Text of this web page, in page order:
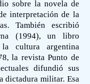
sobre la novela de
interpretación de la
También escribió
(1994), un libro
la cultura argentina
la revista Punto de
difundió sus
dictadura militar. Esa